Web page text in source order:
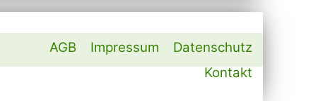
Datenschutz
Impressum
AGB
Kontakt